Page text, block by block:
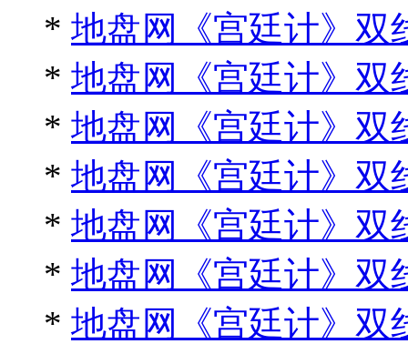
* 地盘网《宫廷计》双
* 地盘网《宫廷计》双
* 地盘网《宫廷计》双
* 地盘网《宫廷计》双
* 地盘网《宫廷计》双
* 地盘网《宫廷计》双
* 地盘网《宫廷计》双